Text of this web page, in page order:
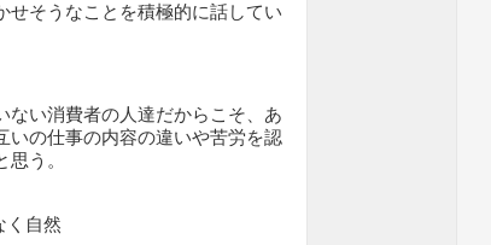
せそうなことを積極的に話してい
ない消費者の人達だからこそ、あ
いの仕事の内容の違いや苦労を認
う。
く自然